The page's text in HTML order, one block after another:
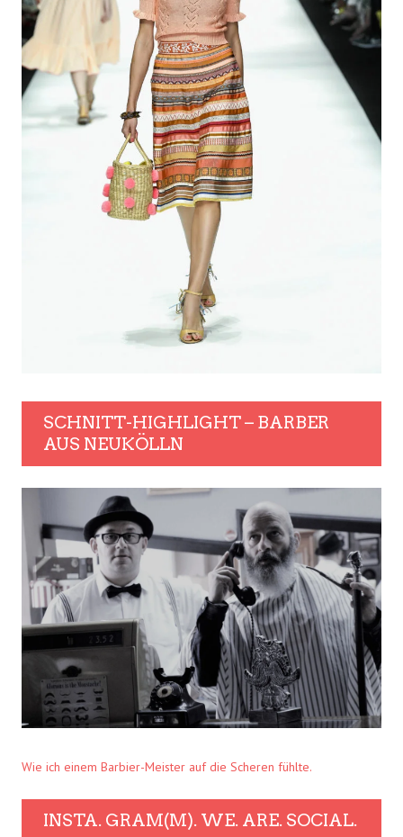
SCHNITT-HIGHLIGHT – BARBER
AUS NEUKÖLLN
Wie ich einem Barbier-Meister auf die Scheren fühlte.
INSTA. GRAM(M). WE. ARE. SOCIAL.